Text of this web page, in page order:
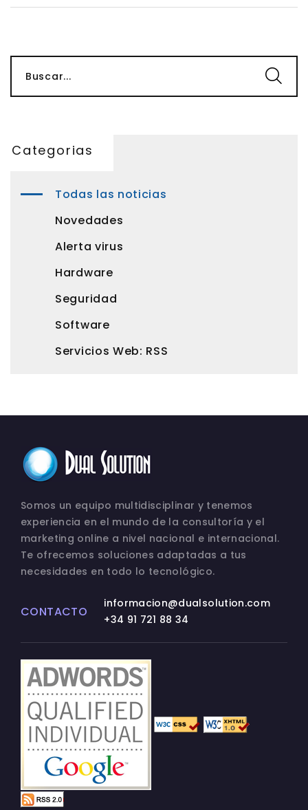
Buscar...
Categorias
Todas las noticias
Novedades
Alerta virus
Hardware
Seguridad
Software
Servicios Web: RSS
Somos un equipo multidisciplinar y tenemos
experiencia en el mundo de la consultoría y el
marketing online a nivel nacional e internacional.
Te ofrecemos soluciones adaptadas a tus
necesidades en todo lo tecnológico.
CONTACTO
informacion@dualsolution.com
+34 91 721 88 34